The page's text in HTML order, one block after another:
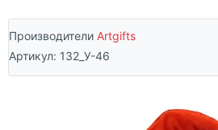
Производители Artgifts
Артикул: 132_У-46